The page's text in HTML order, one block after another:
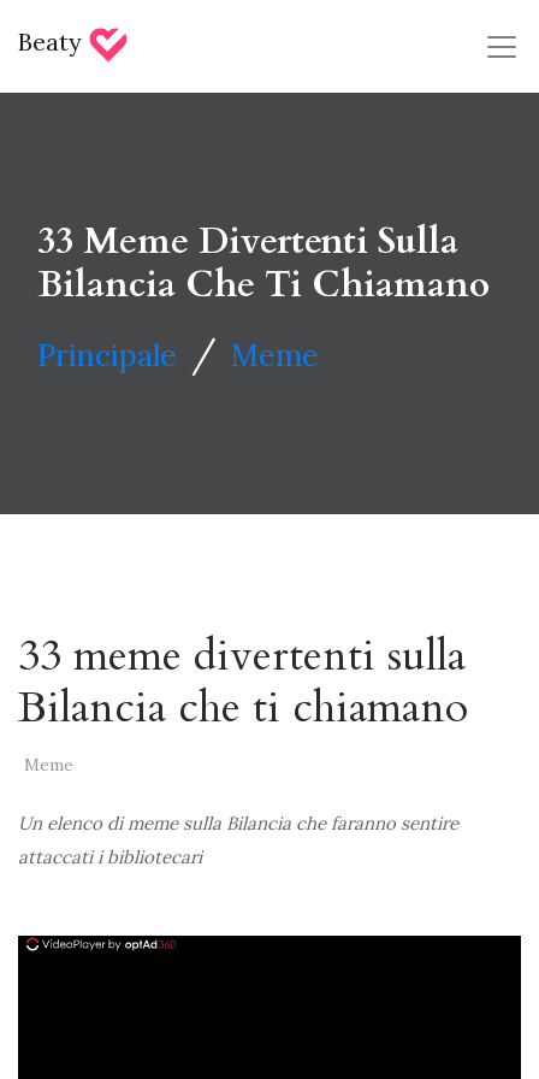
Beaty
33 Meme Divertenti Sulla
Bilancia Che Ti Chiamano
Principale / Meme
33 meme divertenti sulla
Bilancia che ti chiamano
Meme
Un elenco di meme sulla Bilancia che faranno sentire
attaccati i bibliotecari